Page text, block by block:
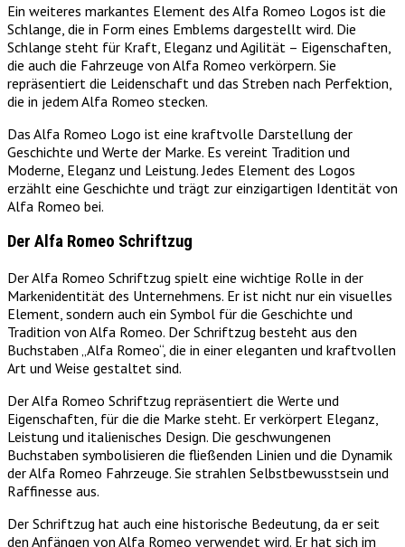
Ein weiteres markantes Element des Alfa Romeo Logos ist die
Schlange, die in Form eines Emblems dargestellt wird. Die
Schlange steht für Kraft, Eleganz und Agilität – Eigenschaften,
die auch die Fahrzeuge von Alfa Romeo verkörpern. Sie
repräsentiert die Leidenschaft und das Streben nach Perfektion,
die in jedem Alfa Romeo stecken.
Das Alfa Romeo Logo ist eine kraftvolle Darstellung der
Geschichte und Werte der Marke. Es vereint Tradition und
Moderne, Eleganz und Leistung. Jedes Element des Logos
erzählt eine Geschichte und trägt zur einzigartigen Identität von
Alfa Romeo bei.
Der Alfa Romeo Schriftzug
Der Alfa Romeo Schriftzug spielt eine wichtige Rolle in der
Markenidentität des Unternehmens. Er ist nicht nur ein visuelles
Element, sondern auch ein Symbol für die Geschichte und
Tradition von Alfa Romeo. Der Schriftzug besteht aus den
Buchstaben „Alfa Romeo“, die in einer eleganten und kraftvollen
Art und Weise gestaltet sind.
Der Alfa Romeo Schriftzug repräsentiert die Werte und
Eigenschaften, für die die Marke steht. Er verkörpert Eleganz,
Leistung und italienisches Design. Die geschwungenen
Buchstaben symbolisieren die fließenden Linien und die Dynamik
der Alfa Romeo Fahrzeuge. Sie strahlen Selbstbewusstsein und
Raffinesse aus.
Der Schriftzug hat auch eine historische Bedeutung, da er seit
den Anfängen von Alfa Romeo verwendet wird. Er hat sich im